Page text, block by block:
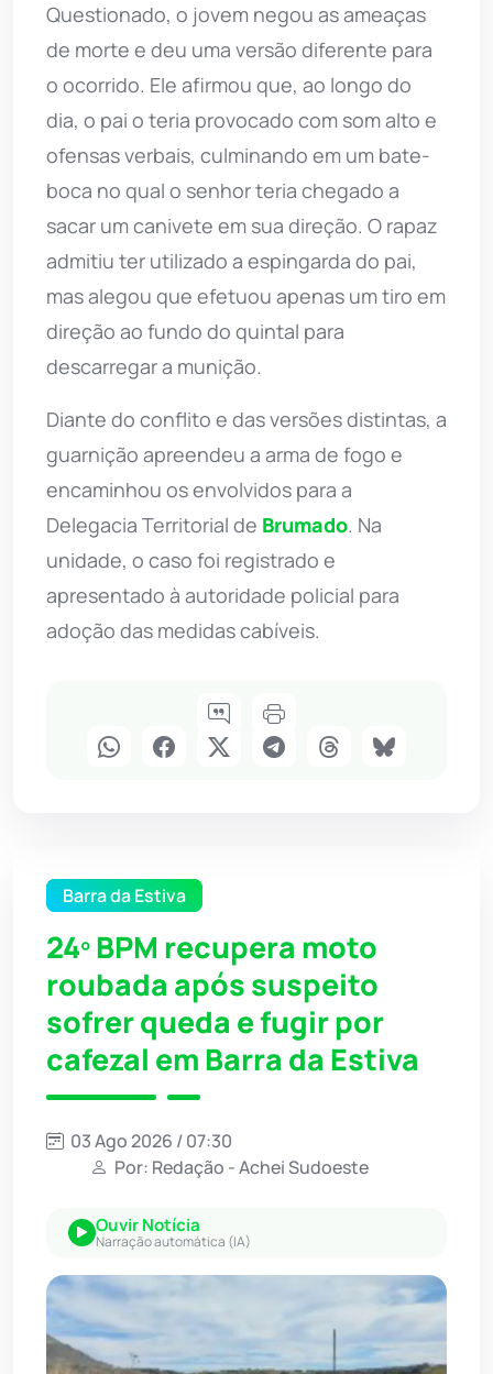
Questionado, o jovem negou as ameaças
de morte e deu uma versão diferente para
o ocorrido. Ele afirmou que, ao longo do
dia, o pai o teria provocado com som alto e
ofensas verbais, culminando em um bate-
boca no qual o senhor teria chegado a
sacar um canivete em sua direção. O rapaz
admitiu ter utilizado a espingarda do pai,
mas alegou que efetuou apenas um tiro em
direção ao fundo do quintal para
descarregar a munição.
Diante do conflito e das versões distintas, a
guarnição apreendeu a arma de fogo e
encaminhou os envolvidos para a
Delegacia Territorial de Brumado. Na
unidade, o caso foi registrado e
apresentado à autoridade policial para
adoção das medidas cabíveis.
Barra da Estiva
24º BPM recupera moto
roubada após suspeito
sofrer queda e fugir por
cafezal em Barra da Estiva
03 Ago 2026 / 07:30
Por: Redação - Achei Sudoeste
Ouvir Notícia
Narração automática (IA)